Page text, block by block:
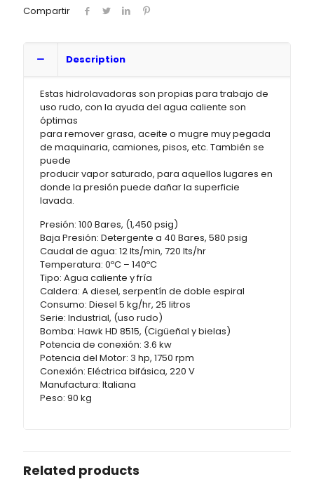
Compartir
Description
Estas hidrolavadoras son propias para trabajo de
uso rudo, con la ayuda del agua caliente son
óptimas
para remover grasa, aceite o mugre muy pegada
de maquinaria, camiones, pisos, etc. También se
puede
producir vapor saturado, para aquellos lugares en
donde la presión puede dañar la superficie
lavada.
Presión: 100 Bares, (1,450 psig)
Baja Presión: Detergente a 40 Bares, 580 psig
Caudal de agua: 12 lts/min, 720 lts/hr
Temperatura: 0ºC – 140ºC
Tipo: Agua caliente y fría
Caldera: A diesel, serpentín de doble espiral
Consumo: Diesel 5 kg/hr, 25 litros
Serie: Industrial, (uso rudo)
Bomba: Hawk HD 8515, (Cigüeñal y bielas)
Potencia de conexión: 3.6 kw
Potencia del Motor: 3 hp, 1750 rpm
Conexión: Eléctrica bifásica, 220 V
Manufactura: Italiana
Peso: 90 kg
Related products